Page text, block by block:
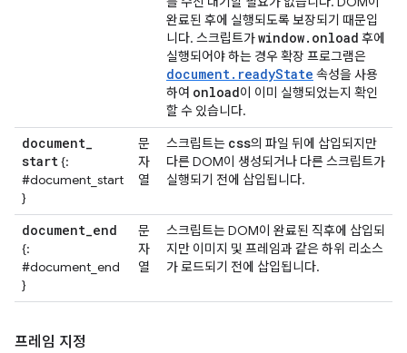
완료된 후에 실행되도록 보장되기 때문입
니다. 스크립트가window. onload 후에
실행되어야 하는 경우 확장 프로그램은
document.readyState 속성을 사용
하여 onload이 이미 실행되었는지 확인
할 수 있습니다.
document_
start{:
#document_start
}
문
자
열
스크립트는 css의 파일 뒤에 삽입되지만
다른 DOM이 생성되거나 다른 스크립트가
실행되기 전에 삽입됩니다.
document_end
{:
#document_end
}
문
자
열
스크립트는 DOM이 완료된 직후에 삽입되
지만 이미지 및 프레임과 같은 하위 리소스
가 로드되기 전에 삽입됩니다.
프레임 지정